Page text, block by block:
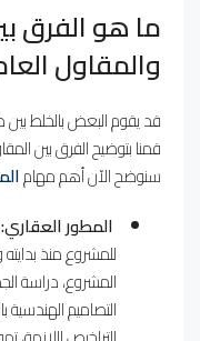
ما هو الفرق
والمقاول
قد يقوم البعض بالخلط بين
قمنا بتوضيح الفرق بين
سنوضح الآن أهم مهام
المطور العقاري:
للمشروع منذ
المشروع، دراسة
التصاميم